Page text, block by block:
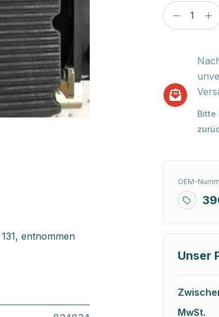
Bitte
OEM-
Unser
MwSt.
entnommen